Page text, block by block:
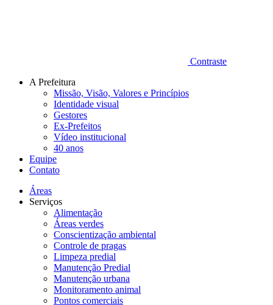
Contraste
A Prefeitura
Missão, Visão, Valores e Princípios
Identidade visual
Gestores
Ex-Prefeitos
Vídeo institucional
40 anos
Equipe
Contato
Áreas
Serviços
Alimentação
Áreas verdes
Conscientização ambiental
Controle de pragas
Limpeza predial
Manutenção Predial
Manutenção urbana
Monitoramento animal
Pontos comerciais